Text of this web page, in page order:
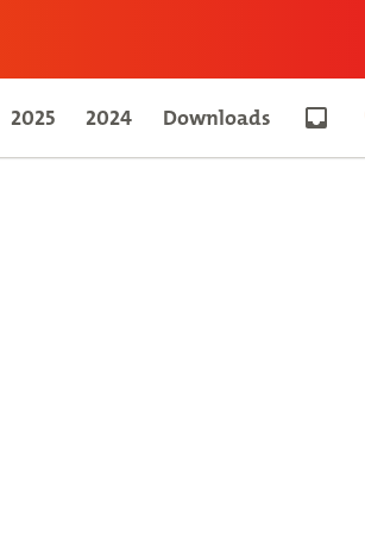
2025 2024 Downloads Go to